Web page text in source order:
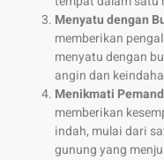
Menyatu dengan
memberikan
menyatu dengan
angin dan
Menikmati
memberikan
indah, mulai dari
gunung yang